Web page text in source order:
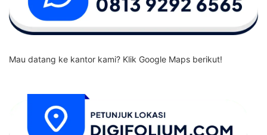
Mau datang ke kantor kami? Klik Google Maps berikut!